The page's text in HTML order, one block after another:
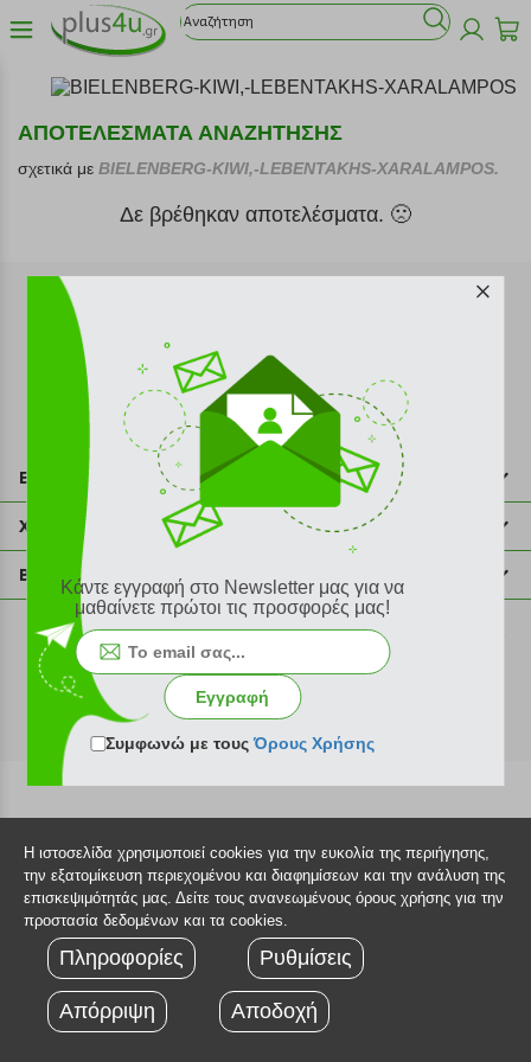
ΑΠΟΤΕΛΕΣΜΑΤΑ ΑΝΑΖΗΤΗΣΗΣ
σχετικά με BIELENBERG-KIWI,-LEBENTAKHS-XARALAMPOS.
Δε βρέθηκαν αποτελέσματα. 🙁
Εγγραφή στο newsletter
Επικοινωνία
211 2000 700
info@plus4u.gr
Χρήσιμες πληροφορίες
Η εταιρία
Σημεία παραλαβής
Ευκαιρίες καριέρας
Όροι χρήσης
Sitemap
Βοήθεια
Εξέλιξη παραγγελίας
Τρόποι παραγγελίας
Τρόποι πληρωμής
Τρόποι αποστολής
Πολιτική επιστροφών
Τεχνική υποστήριξη
©2026 Plus4u.gr
Κάντε εγγραφή στο Newsletter μας για να
μαθαίνετε πρώτοι τις προσφορές μας!
Εγγραφή
Συμφωνώ με τουςΌρους Χρήσης
Η ιστοσελίδα χρησιμοποιεί cookies για την ευκολία της περιήγησης,
την εξατομίκευση περιεχομένου και διαφημίσεων και την ανάλυση της
επισκεψιμότητάς μας. Δείτε τους ανανεωμένους όρους χρήσης για την
προστασία δεδομένων και τα cookies.
Πληροφορίες Ρυθμίσεις
Απόρριψη Αποδοχή